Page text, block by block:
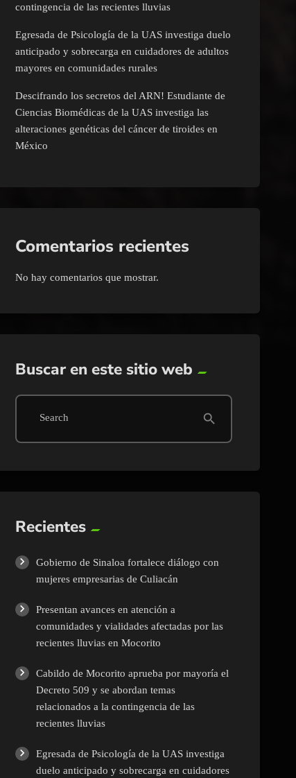
contingencia de las recientes lluvias
Egresada de Psicología de la UAS investiga duelo
anticipado y sobrecarga en cuidadores de adultos
mayores en comunidades rurales
Descifrando los secretos del ARN! Estudiante de
Ciencias Biomédicas de la UAS investiga las
alteraciones genéticas del cáncer de tiroides en
México
Comentarios recientes
No hay comentarios que mostrar.
Buscar en este sitio web
Search search
Recientes
Gobierno de Sinaloa fortalece diálogo con
mujeres empresarias de Culiacán
Presentan avances en atención a
comunidades y vialidades afectadas por las
recientes lluvias en Mocorito
Cabildo de Mocorito aprueba por mayoría el
Decreto 509 y se abordan temas
relacionados a la contingencia de las
recientes lluvias
Egresada de Psicología de la UAS investiga
duelo anticipado y sobrecarga en cuidadores